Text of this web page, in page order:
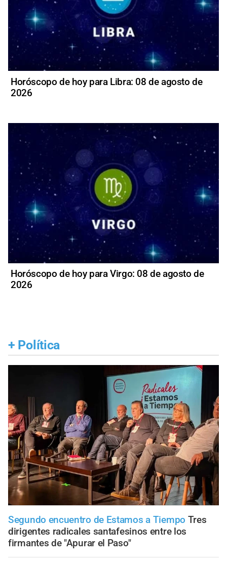
Horóscopo de hoy para Libra: 08 de agosto de
2026
Horóscopo de hoy para Virgo: 08 de agosto de
2026
+ Política
Segundo encuentro de Estamos a Tiempo Tres
dirigentes radicales santafesinos entre los
firmantes de "Apurar el Paso"